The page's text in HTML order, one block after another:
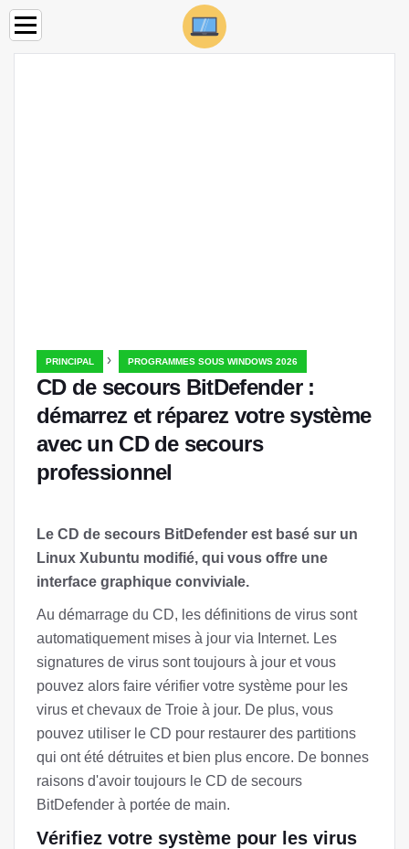
PRINCIPAL › PROGRAMMES SOUS WINDOWS 2026
CD de secours BitDefender :
démarrez et réparez votre système
avec un CD de secours
professionnel
Le CD de secours BitDefender est basé sur un
Linux Xubuntu modifié, qui vous offre une
interface graphique conviviale.
Au démarrage du CD, les définitions de virus sont
automatiquement mises à jour via Internet. Les
signatures de virus sont toujours à jour et vous
pouvez alors faire vérifier votre système pour les
virus et chevaux de Troie à jour. De plus, vous
pouvez utiliser le CD pour restaurer des partitions
qui ont été détruites et bien plus encore. De bonnes
raisons d'avoir toujours le CD de secours
BitDefender à portée de main.
Vérifiez votre système pour les virus